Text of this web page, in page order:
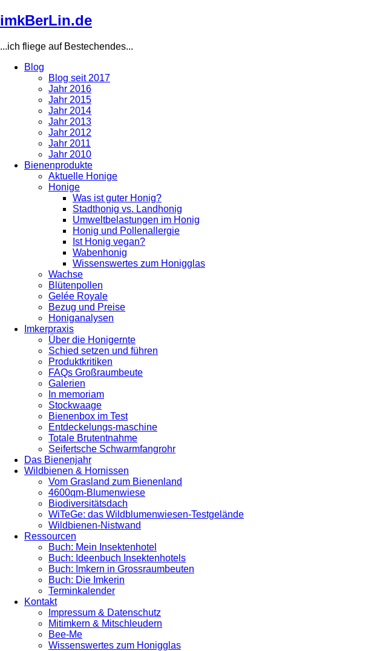
Direkt
zum
imkBerLin.de
...ich fliege auf Bestechendes...
navigation
Blog
Blog seit 2017
Jahr 2016
Jahr 2015
Jahr 2014
Jahr 2013
Jahr 2012
Jahr 2011
Jahr 2010
Bienenprodukte
Aktuelle Honige
Honige
Was ist guter Honig?
Stadthonig vs. Landhonig
Umweltbelastungen im Honig
Honig und Pollenallergie
Ist Honig vegan?
Wabenhonig
Wissenswertes zum Honigglas
Wachse
Blütenpollen
Gelée Royale
Bezug und Preise
Honiganalysen
Imkerpraxis
Über die Honigernte
Schied setzen und führen
Produktkritiken
FAQs Großraumbeute
Galerien
In memoriam
Stockwaage
Bienenbox im Test
Entdeckelungs-maschine
Totale Brutentnahme
Seifertsche Schwarmfangrohr
Das Bienenjahr
Wildbienen & Hornissen
Vom Grasland zum Bienenland
4600qm-Blumenwiese
Biodiversitätsdach
WiTeGe: das Wildblumenwiesen-Testgelände
Wildbienen-Nistwand
Ressourcen
Buch: Mein Insektenhotel
Buch: Ideenbuch Insektenhotels
Buch: Imkern in Grossraumbeuten
Buch: Die Imkerin
Terminkalender
Kontakt
Impressum & Datenschutz
Mitimkern & Mitschleudern
Bee-Me
Wissenswertes zum Honigglas